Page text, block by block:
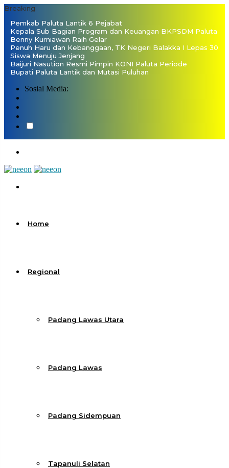
Breaking
Pemkab Paluta Lantik 6 Pejabat
Kepala Sub Bagian Program dan Keuangan BKPSDM Paluta
Benny Kurniawan Raih Gelar
Penuh Haru dan Kebanggaan, TK Negeri Balakka I Lepas 30
Siswa Menuju Jenjang
Baijuri Nasution Resmi Pimpin KONI Paluta Periode
Bupati Paluta Lantik dan Mutasi Puluhan
Sosial Media:
Home
Regional
Padang Lawas Utara
Padang Lawas
Padang Sidempuan
Tapanuli Selatan